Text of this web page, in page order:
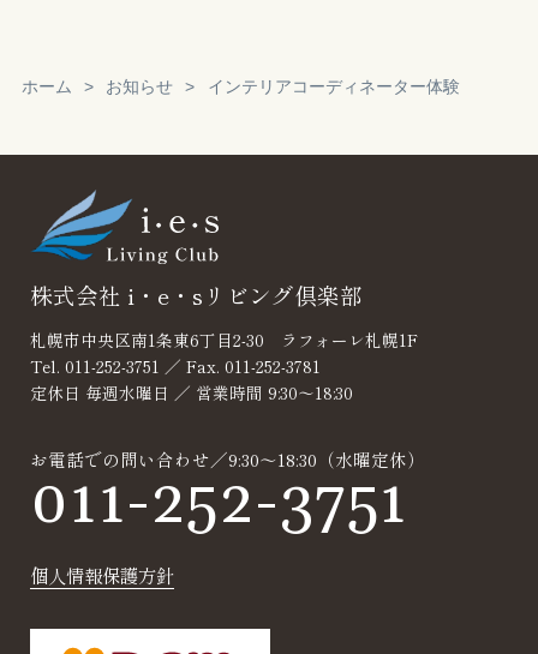
ホーム お知らせ インテリアコーディネーター体験
Reservation
見積り・無料相
株式会社 i・e・sリビング倶楽部
札幌市中央区南1条東6丁目2-30 ラフォーレ札幌1F
Tel. 011-252-3751 ／ Fax. 011-252-3781
定休日 毎週水曜日 ／ 営業時間 9:30～18:30
お電話での問い合わせ／9:30～18:30（水曜定休）
011-252-3751
個人情報保護方針